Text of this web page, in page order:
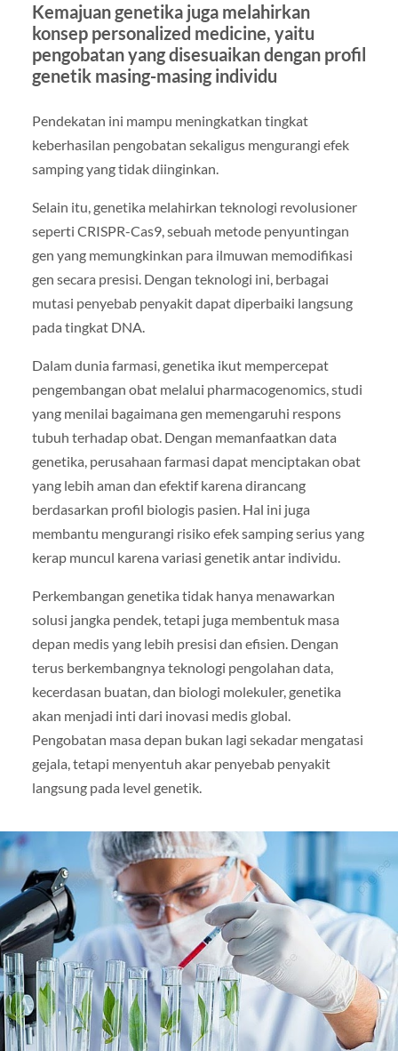
Kemajuan genetika juga melahirkan
konsep personalized medicine, yaitu
pengobatan yang disesuaikan dengan profil
genetik masing-masing individu
Pendekatan ini mampu meningkatkan tingkat
keberhasilan pengobatan sekaligus mengurangi efek
samping yang tidak diinginkan.
Selain itu, genetika melahirkan teknologi revolusioner
seperti CRISPR-Cas9, sebuah metode penyuntingan
gen yang memungkinkan para ilmuwan memodifikasi
gen secara presisi. Dengan teknologi ini, berbagai
mutasi penyebab penyakit dapat diperbaiki langsung
pada tingkat DNA.
Dalam dunia farmasi, genetika ikut mempercepat
pengembangan obat melalui pharmacogenomics, studi
yang menilai bagaimana gen memengaruhi respons
tubuh terhadap obat. Dengan memanfaatkan data
genetika, perusahaan farmasi dapat menciptakan obat
yang lebih aman dan efektif karena dirancang
berdasarkan profil biologis pasien. Hal ini juga
membantu mengurangi risiko efek samping serius yang
kerap muncul karena variasi genetik antar individu.
Perkembangan genetika tidak hanya menawarkan
solusi jangka pendek, tetapi juga membentuk masa
depan medis yang lebih presisi dan efisien. Dengan
terus berkembangnya teknologi pengolahan data,
kecerdasan buatan, dan biologi molekuler, genetika
akan menjadi inti dari inovasi medis global.
Pengobatan masa depan bukan lagi sekadar mengatasi
gejala, tetapi menyentuh akar penyebab penyakit
langsung pada level genetik.